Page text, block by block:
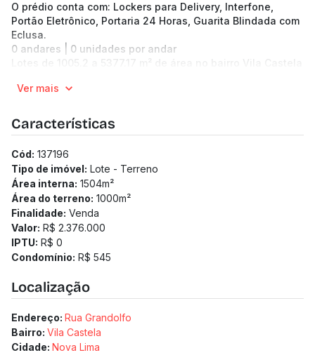
O prédio conta com: Lockers para Delivery, Interfone,
Portão Eletrônico, Portaria 24 Horas, Guarita Blindada com
Eclusa.
0 andares | 0 unidades por andar
Lotes de 1005.2 a 5377.17 m² de área no bairro Vila Castela
Medidor de água individualizado
Ver mais
Características
Cód: 137196
Tipo de imóvel: Lote - Terreno
Área interna: 1504m²
Área do terreno: 1000m²
Finalidade: Venda
Valor: R$ 2.376.000
IPTU: R$ 0
Condomínio: R$ 545
Localização
Endereço: Rua Grandolfo
Bairro: Vila Castela
Cidade: Nova Lima